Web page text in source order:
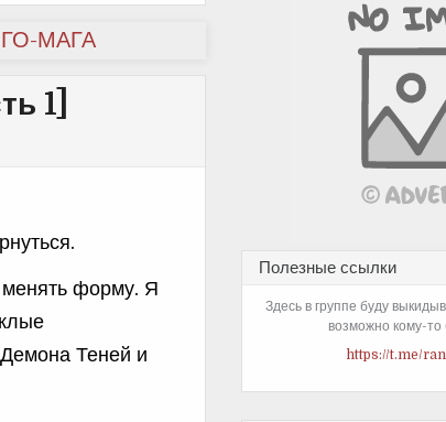
МАГА
1]
менять форму. Я
Теней и
Полезные ссылки
Здесь в группе буду
возможно кому-то
https://t.me/